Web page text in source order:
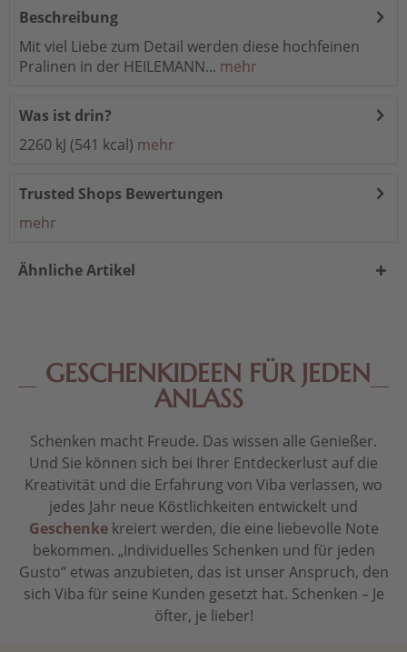
Beschreibung
Mit viel Liebe zum Detail werden diese hochfeinen
Pralinen in der HEILEMANN... mehr
Was ist drin?
2260 kJ (541 kcal) mehr
Trusted Shops Bewertungen
mehr
Ähnliche Artikel
GESCHENKIDEEN FÜR JEDEN
ANLASS
Schenken macht Freude. Das wissen alle Genießer.
Und Sie können sich bei Ihrer Entdeckerlust auf die
Kreativität und die Erfahrung von Viba verlassen, wo
jedes Jahr neue Köstlichkeiten entwickelt und
Geschenkekreiert werden, die eine liebevolle Note
bekommen. „Individuelles Schenken und für jeden
Gusto“ etwas anzubieten, das ist unser Anspruch, den
sich Viba für seine Kunden gesetzt hat. Schenken – Je
öfter, je lieber!